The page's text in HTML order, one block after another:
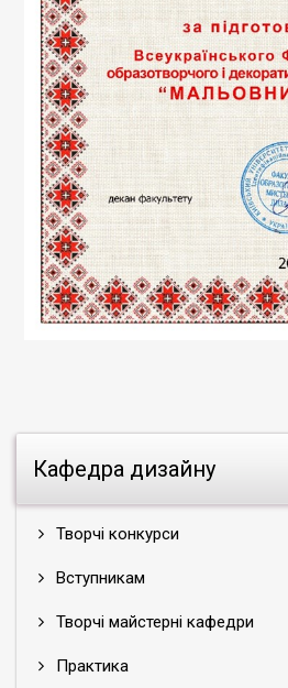
Кафедра дизайну
Творчі конкурси
Вступникам
Творчі майстерні кафедри
Практика